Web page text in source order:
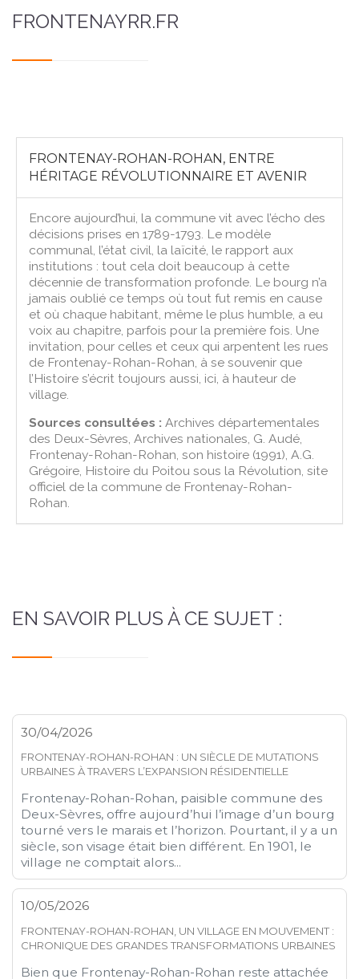
FRONTENAYRR.FR
FRONTENAY-ROHAN-ROHAN, ENTRE
HÉRITAGE RÉVOLUTIONNAIRE ET AVENIR
Encore aujourd’hui, la commune vit avec l’écho des
décisions prises en 1789-1793. Le modèle
communal, l’état civil, la laïcité, le rapport aux
institutions : tout cela doit beaucoup à cette
décennie de transformation profonde. Le bourg n’a
jamais oublié ce temps où tout fut remis en cause
et où chaque habitant, même le plus humble, a eu
voix au chapitre, parfois pour la première fois. Une
invitation, pour celles et ceux qui arpentent les rues
de Frontenay-Rohan-Rohan, à se souvenir que
l’Histoire s’écrit toujours aussi, ici, à hauteur de
village.
Sources consultées : Archives départementales
des Deux-Sèvres, Archives nationales, G. Audé,
Frontenay-Rohan-Rohan, son histoire (1991), A.G.
Grégoire, Histoire du Poitou sous la Révolution, site
officiel de la commune de Frontenay-Rohan-
Rohan.
EN SAVOIR PLUS À CE SUJET :
30/04/2026
FRONTENAY-ROHAN-ROHAN : UN SIÈCLE DE MUTATIONS
URBAINES À TRAVERS L’EXPANSION RÉSIDENTIELLE
Frontenay-Rohan-Rohan, paisible commune des
Deux-Sèvres, offre aujourd’hui l’image d’un bourg
tourné vers le marais et l’horizon. Pourtant, il y a un
siècle, son visage était bien différent. En 1901, le
village ne comptait alors...
10/05/2026
FRONTENAY-ROHAN-ROHAN, UN VILLAGE EN MOUVEMENT :
CHRONIQUE DES GRANDES TRANSFORMATIONS URBAINES
Bien que Frontenay-Rohan-Rohan reste attachée